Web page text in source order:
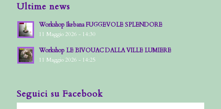
Ultime news
Workshop Ikebana FUGGEVOLE SPLENDORE
11 Maggio 2026 - 14:30
Workshop LE BIVOUAC DALLA VILLE LUMIERE
11 Maggio 2026 - 14:25
Seguici su Facebook